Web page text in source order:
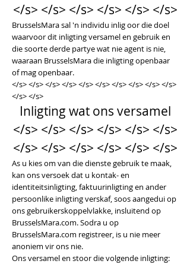
</s> </s> </s> </s> </s> </s>
BrusselsMara sal 'n individu inlig oor die doel
waarvoor dit inligting versamel en gebruik en
die soorte derde partye wat nie agent is nie,
waaraan BrusselsMara die inligting openbaar
of mag openbaar.
</s> </s> </s> </s> </s> </s> </s> </s> </s> </s>
</s> </s>
Inligting wat ons versamel
</s> </s> </s> </s> </s> </s>
</s> </s> </s> </s> </s> </s>
As u kies om van die dienste gebruik te maak,
kan ons versoek dat u kontak- en
identiteitsinligting, faktuurinligting en ander
persoonlike inligting verskaf, soos aangedui op
ons gebruikerskoppelvlakke, insluitend op
BrusselsMara.com. Sodra u op
BrusselsMara.com registreer, is u nie meer
anoniem vir ons nie.
Ons versamel en stoor die volgende inligting: